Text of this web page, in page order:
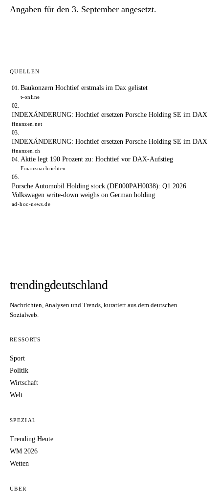
Angaben für den 3. September angesetzt.
QUELLEN
Baukonzern Hochtief erstmals im Dax gelistet
t-online
INDEXÄNDERUNG: Hochtief ersetzen Porsche Holding SE im DAX
finanzen.net
INDEXÄNDERUNG: Hochtief ersetzen Porsche Holding SE im DAX
finanzen.ch
Aktie legt 190 Prozent zu: Hochtief vor DAX-Aufstieg
Finanznachrichten
Porsche Automobil Holding stock (DE000PAH0038): Q1 2026
Volkswagen write-down weighs on German holding
ad-hoc-news.de
trendingdeutschland
Nachrichten, Analysen und Trends, kuratiert aus dem deutschen
Sozialweb.
RESSORTS
Sport
Politik
Wirtschaft
Welt
SPEZIAL
Trending Heute
WM 2026
Wetten
ÜBER